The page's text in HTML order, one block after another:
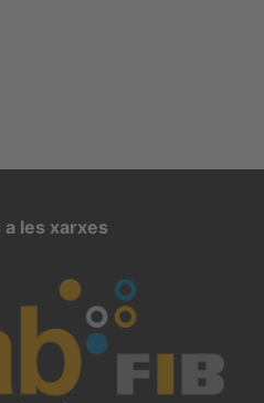
a les xarxes